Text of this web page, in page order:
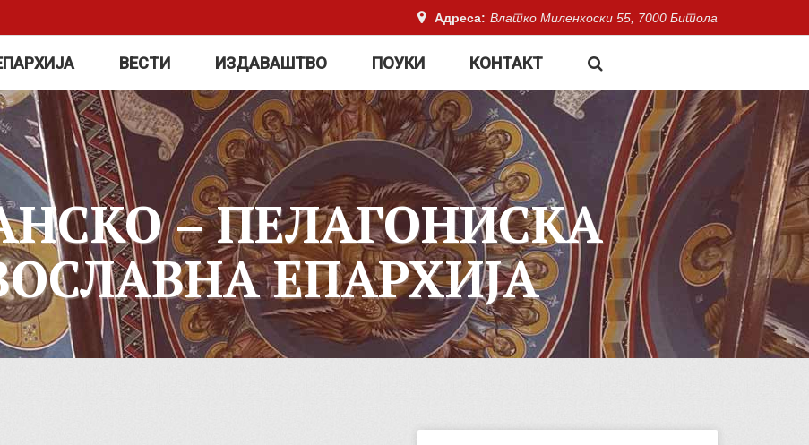
Адреса: Влатко Миленкоски 55, 7000 Битола
ВЕСТИ ИЗДАВАШТВО ПОУКИ КОНТАКТ
– ПЕЛАГОНИСКА
ЕПАРХИЈА